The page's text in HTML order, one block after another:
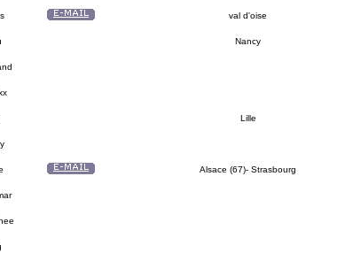
val d'oise
Nancy
Lille
Alsace (67)- Strasbourg